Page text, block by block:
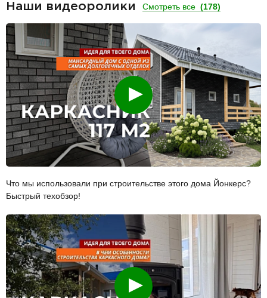
Наши видеоролики Смотреть все (178)
Смотреть
Что мы использовали при строительстве этого дома Йонкерс?
Быстрый техобзор!
Смотреть